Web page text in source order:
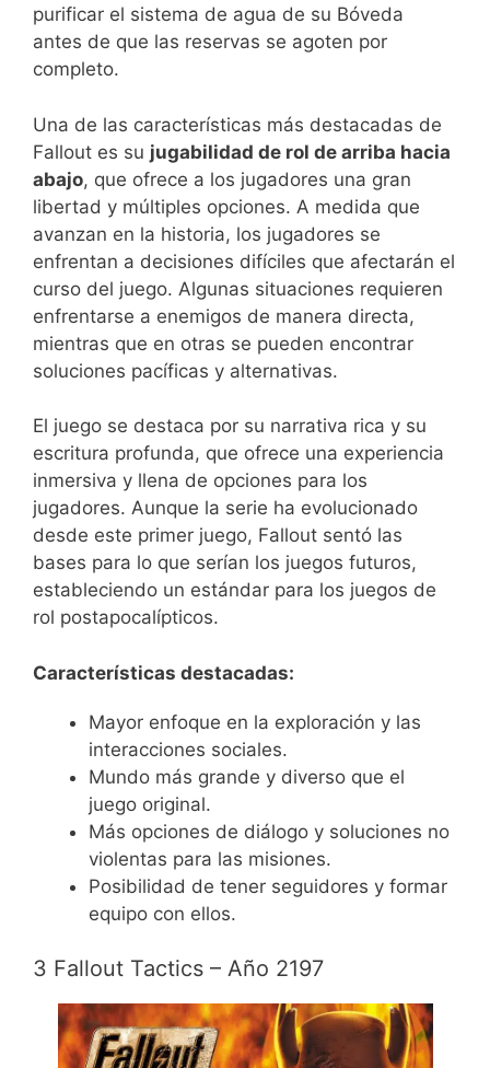
purificar el sistema de agua de su Bóveda
antes de que las reservas se agoten por
completo.
Una de las características más destacadas de
Fallout es su jugabilidad de rol de arriba hacia
abajo, que ofrece a los jugadores una gran
libertad y múltiples opciones. A medida que
avanzan en la historia, los jugadores se
enfrentan a decisiones difíciles que afectarán el
curso del juego. Algunas situaciones requieren
enfrentarse a enemigos de manera directa,
mientras que en otras se pueden encontrar
soluciones pacíficas y alternativas.
El juego se destaca por su narrativa rica y su
escritura profunda, que ofrece una experiencia
inmersiva y llena de opciones para los
jugadores. Aunque la serie ha evolucionado
desde este primer juego, Fallout sentó las
bases para lo que serían los juegos futuros,
estableciendo un estándar para los juegos de
rol postapocalípticos.
Características destacadas:
Mayor enfoque en la exploración y las
interacciones sociales.
Mundo más grande y diverso que el
juego original.
Más opciones de diálogo y soluciones no
violentas para las misiones.
Posibilidad de tener seguidores y formar
equipo con ellos.
3 Fallout Tactics – Año 2197